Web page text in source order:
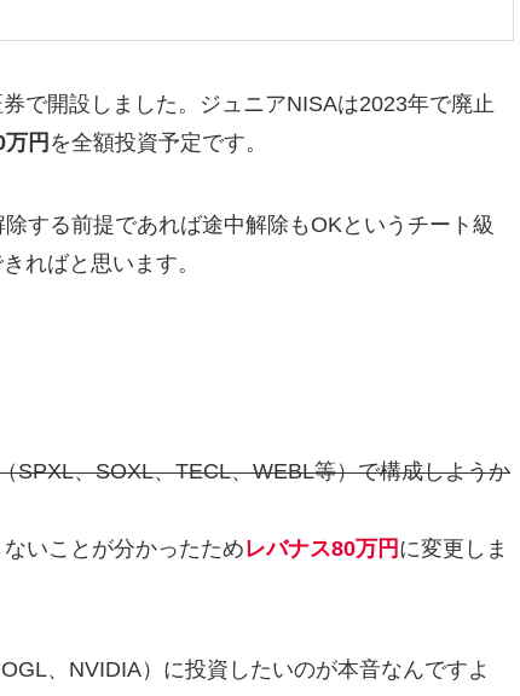
で開設しました。ジュニアNISAは2023年で廃止
円 を全額投資予定です。
する前提であれば途中解除もOKというチート級
ればと思います。
SPXL、SOXL、TECL、WEBL等）で構成しようか
いことが分かったためレバナス80万円 に変更しま
、NVIDIA）に投資したいのが本音なんですよ